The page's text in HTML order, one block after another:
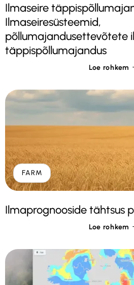
Ilmaseire
Ilmaseiresüsteemid,
põllumajandusettevõtete
täppispõllumajandus
Loe rohkem
FARM
Ilmaprognooside tähtsus
Loe rohkem